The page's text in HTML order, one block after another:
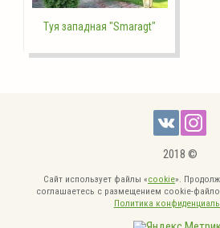
Туя западная "Smaragt"
2018 ©
Сайт использует файлы «cookie».
соглашаетесь с размещением cookie-
Политика